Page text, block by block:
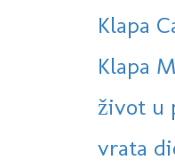
Klapa
Klapa
život u
vrata